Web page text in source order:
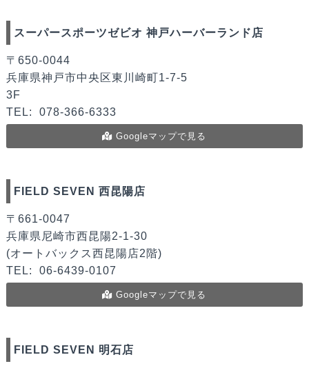
スーパースポーツゼビオ 神戸ハーバーランド店
〒650-0044
兵庫県神戸市中央区東川崎町1-7-5
3F
TEL:
078-366-6333
Googleマップで見る
FIELD SEVEN 西昆陽店
〒661-0047
兵庫県尼崎市西昆陽2-1-30
(オートバックス西昆陽店2階)
TEL:
06-6439-0107
Googleマップで見る
FIELD SEVEN 明石店